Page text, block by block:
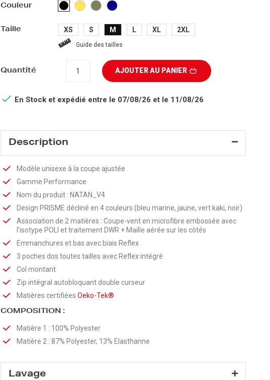
Couleur NOIR JAUNEKAKI
BLEU
Taille XS S M L XL 2XL
Guide des tailles
Quantité AJOUTER AU PANIER
 En Stock et expédié entre le 07/08/26 et le 11/08/26
Description
Modèle unisexe à la coupe ajustée
Gamme Performance
Nom du produit : NATAN_V4
Design PRISME décliné en 4 couleurs (bleu marine, jaune, vert kaki, noir)
Association de 2 matières : Coupe-vent en microfibre embossée avec
l’isotype POLI et traitement DWR + Maille aérée sur les côtés
Emmanchures et bas avec biais Reflex
3 poches dos toutes tailles avec Reflex intégré
Col montant
Zip intégral autobloquant double curseur
Matières certifiées Oeko-Tek®
COMPOSITION :
Matière 1 : 100% Polyester
Matière 2 : 87% Polyester, 13% Elasthanne
Lavage